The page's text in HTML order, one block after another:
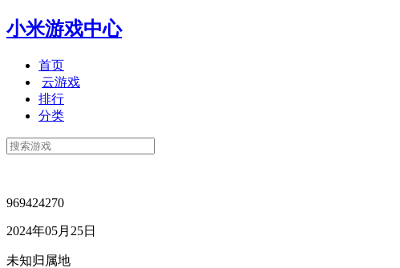
小米游戏中心
首页
云游戏
排行
分类
969424270
2024年05月25日
未知归属地